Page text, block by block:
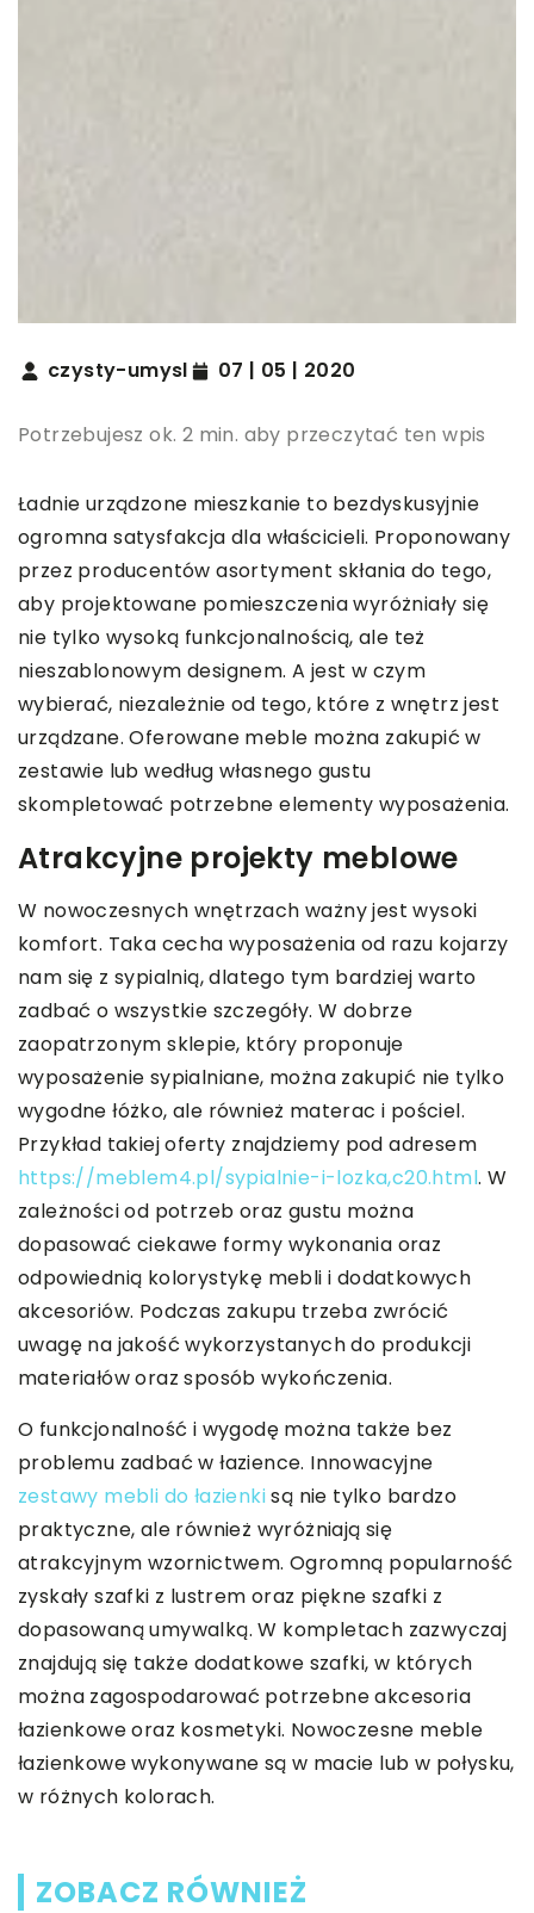
czysty-umysl 07 | 05 | 2020
Potrzebujesz ok. 2 min. aby przeczytać ten wpis
Ładnie urządzone mieszkanie to bezdyskusyjnie
ogromna satysfakcja dla właścicieli. Proponowany
przez producentów asortyment skłania do tego,
aby projektowane pomieszczenia wyróżniały się
nie tylko wysoką funkcjonalnością, ale też
nieszablonowym designem. A jest w czym
wybierać, niezależnie od tego, które z wnętrz jest
urządzane. Oferowane meble można zakupić w
zestawie lub według własnego gustu
skompletować potrzebne elementy wyposażenia.
Atrakcyjne projekty meblowe
W nowoczesnych wnętrzach ważny jest wysoki
komfort. Taka cecha wyposażenia od razu kojarzy
nam się z sypialnią, dlatego tym bardziej warto
zadbać o wszystkie szczegóły. W dobrze
zaopatrzonym sklepie, który proponuje
wyposażenie sypialniane, można zakupić nie tylko
wygodne łóżko, ale również materac i pościel.
Przykład takiej oferty znajdziemy pod adresem
https://meblem4.pl/sypialnie-i-lozka,c20.html. W
zależności od potrzeb oraz gustu można
dopasować ciekawe formy wykonania oraz
odpowiednią kolorystykę mebli i dodatkowych
akcesoriów. Podczas zakupu trzeba zwrócić
uwagę na jakość wykorzystanych do produkcji
materiałów oraz sposób wykończenia.
O funkcjonalność i wygodę można także bez
problemu zadbać w łazience. Innowacyjne
zestawy mebli do łazienkisą nie tylko bardzo
praktyczne, ale również wyróżniają się
atrakcyjnym wzornictwem. Ogromną popularność
zyskały szafki z lustrem oraz piękne szafki z
dopasowaną umywalką. W kompletach zazwyczaj
znajdują się także dodatkowe szafki, w których
można zagospodarować potrzebne akcesoria
łazienkowe oraz kosmetyki. Nowoczesne meble
łazienkowe wykonywane są w macie lub w połysku,
w różnych kolorach.
ZOBACZ RÓWNIEŻ